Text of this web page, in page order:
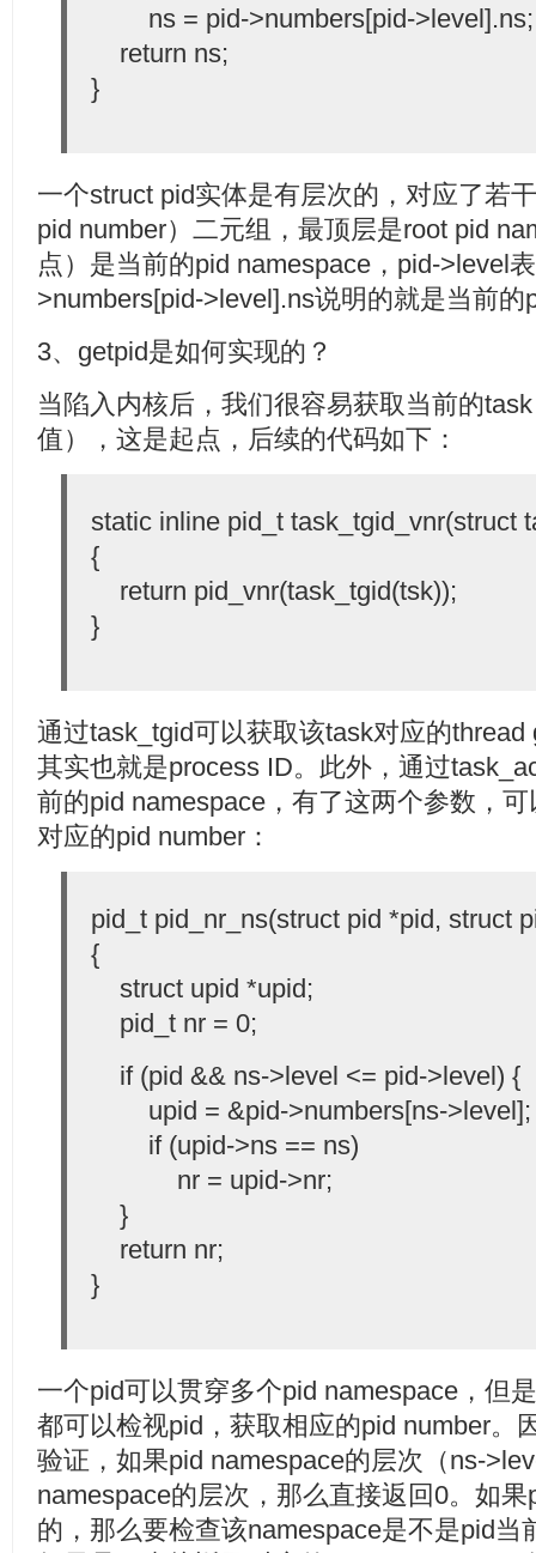
ns = pid->numbers[pid->level].ns;
return ns;
}
一个struct pid实体是有层次的，对应了若
pid number）二元组，最顶层是root pid
点）是当前的pid namespace，pid->level
>numbers[pid->level].ns说明的就是当前的
3、getpid是如何实现的？
当陷入内核后，我们很容易获取当前的
值），这是起点，后续的代码如下：
static inline pid_t task_tgid_vnr(struct
{
return pid_vnr(task_tgid(tsk));
}
通过task_tgid可以获取该task对应的
其实也就是process ID。此外，通过
前的pid namespace，有了这两个参数，
对应的pid number：
pid_t pid_nr_ns(struct pid *pid, struct
{
struct upid *upid;
pid_t nr = 0;
if (pid && ns->level <= pid->level) {
upid = &pid->numbers[ns->level];
if (upid->ns == ns)
nr = upid->nr;
}
return nr;
}
一个pid可以贯穿多个pid namespace，但
都可以检视pid，获取相应的pid number。
验证，如果pid namespace的层次（ns-
namespace的层次，那么直接返回0。如
的，那么要检查该namespace是不是pid当